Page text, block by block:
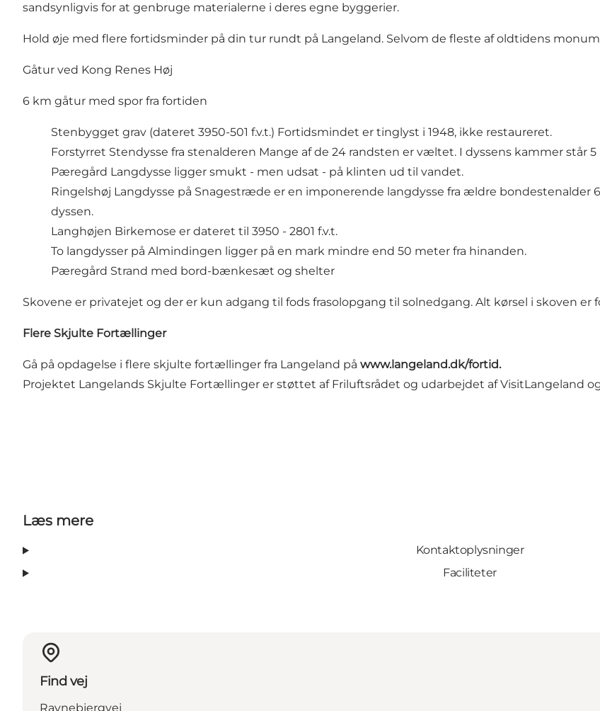
sandsynligvis for at genbruge materialerne i deres egne byggerier.
Hold øje med flere fortidsminder på din tur rundt på Langeland. Selvom de fleste af oldtidens
Gåtur ved Kong Renes Høj
6 km gåtur med spor fra fortiden
Stenbygget grav (dateret 3950-501 f.v.t.) Fortidsmindet er tinglyst i 1948, ikke restaureret.
Forstyrret Stendysse fra stenalderen Mange af de 24 randsten er væltet. I dyssens kammer står
Pæregård Langdysse ligger smukt - men udsat - på klinten ud til vandet.
Ringelshøj Langdysse på Snagestræde er en imponerende langdysse fra ældre bondestenalder
dyssen.
Langhøjen Birkemose er dateret til 3950 - 2801 f.v.t.
To langdysser på Almindingen ligger på en mark mindre end 50 meter fra hinanden.
Pæregård Strand med bord-bænkesæt og shelter
Skovene er privatejet og der er kun adgang til fods frasolopgang til solnedgang. Alt kørsel i skoven er
Flere Skjulte Fortællinger
Gå på opdagelse i flere skjulte fortællinger fra Langeland på www.langeland.dk/fortid.
Projektet Langelands Skjulte Fortællinger er støttet af Friluftsrådet og udarbejdet af VisitLangeland
Læs mere
Kontaktoplysninger
Faciliteter
Find vej
Ravnebjergvej